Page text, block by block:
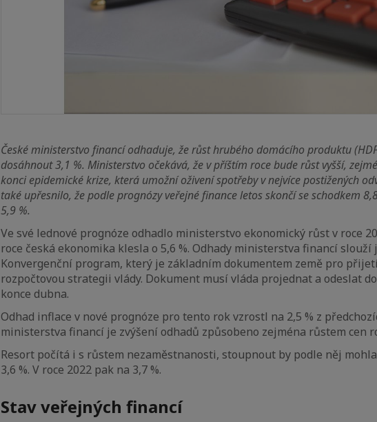
České ministerstvo financí odhaduje, že růst hrubého domácího produktu
dosáhnout3,1 %. Ministerstvo očekává, že v příštím roce bude růst vyšší,
konci epidemickékrize, která umožní oživení spotřeby v nejvíce postižených
také upřesnilo, žepodle prognózyveřejné finance letos skončíse schodkem
5,9 %.
Ve své lednové prognóze odhadlo ministerstvo ekonomický růst v roce
roce česká ekonomika klesla o 5,6 %. Odhady ministerstva financí slouží
Konvergenční program, který je základním dokumentem země pro
rozpočtovou strategii vlády. Dokument musí vláda projednat a odeslat
konce dubna.
Odhad inflace v nové prognóze pro tento rok vzrostl na 2,5 % z
ministerstva financí je zvýšení odhadů způsobeno zejména růstem cen
Resort počítá i s růstem nezaměstnanosti, stoupnout by podle něj mohla
3,6 %. V roce 2022 pak na 3,7 %.
Stav veřejných financí